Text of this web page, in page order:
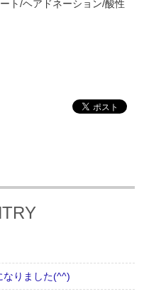
ト/ヘアドネーション/酸性
なりました(^^)